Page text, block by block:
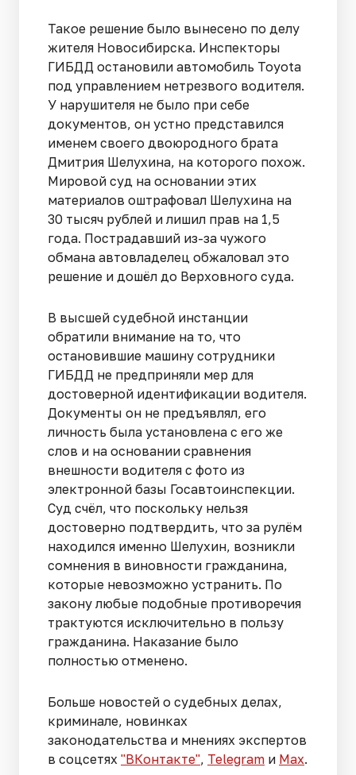
Такое решение было вынесено по делу
жителя Новосибирска. Инспекторы
ГИБДД остановили автомобиль Toyota
под управлением нетрезвого водителя.
У нарушителя не было при себе
документов, он устно представился
именем своего двоюродного брата
Дмитрия Шелухина, на которого похож.
Мировой суд на основании этих
материалов оштрафовал Шелухина на
30 тысяч рублей и лишил прав на 1,5
года. Пострадавший из-за чужого
обмана автовладелец обжаловал это
решение и дошёл до Верховного суда.
В высшей судебной инстанции
обратили внимание на то, что
остановившие машину сотрудники
ГИБДД не предприняли мер для
достоверной идентификации водителя.
Документы он не предъявлял, его
личность была установлена с его же
слов и на основании сравнения
внешности водителя с фото из
электронной базы Госавтоинспекции.
Суд счёл, что поскольку нельзя
достоверно подтвердить, что за рулём
находился именно Шелухин, возникли
сомнения в виновности гражданина,
которые невозможно устранить. По
закону любые подобные противоречия
трактуются исключительно в пользу
гражданина. Наказание было
полностью отменено.
Больше новостей о судебных делах,
криминале, новинках
законодательства и мнениях экспертов
в соцсетях "ВКонтакте", Telegram и Max.